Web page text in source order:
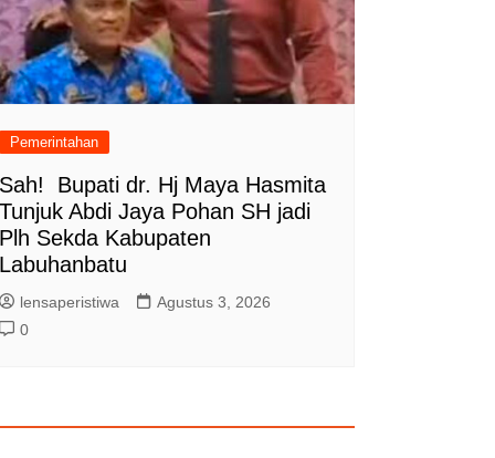
Pemerintahan
Bupati dr. Hj Maya Hasmita
Abdi Jaya Pohan SH jadi
Sekda Kabupaten
lensaperistiwa
Agustus 3, 2026
0